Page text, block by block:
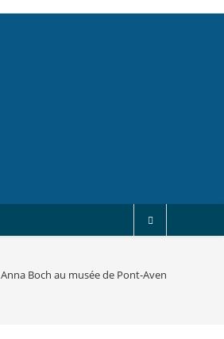
Anna Boch au musée de Pont-Aven